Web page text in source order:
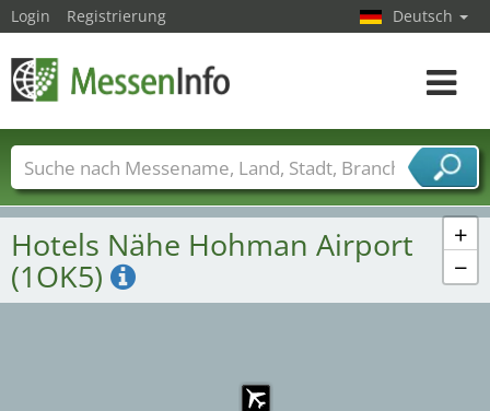
+
−
Hotels Nähe Hohman Airport
(1OK5)
Login Registrierung Deutsch
Toggle
Messenamen Länder Städte
Branchen
Dienstleisterbranchen